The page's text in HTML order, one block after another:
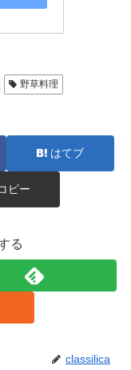
野草料理
はてブ
ピー
る
classilica